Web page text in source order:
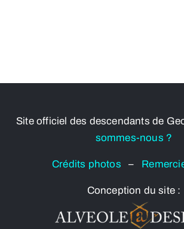
Site officiel des descendants de
sommes-nous ?
Crédits photos–
Conception du site :